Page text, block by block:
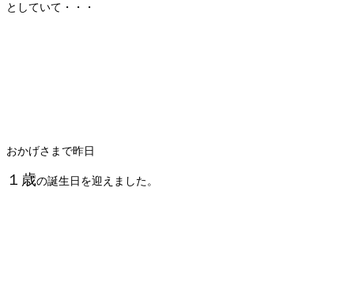
としていて・・・
おかげさまで昨日
１歳の誕生日を迎えました。